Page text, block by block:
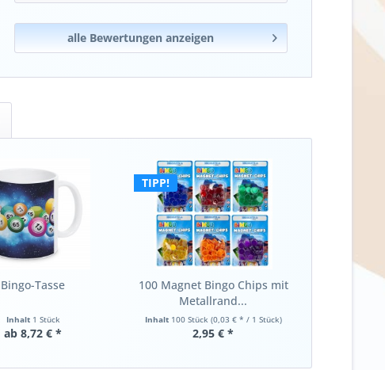
alle Bewertungen anzeigen
Bingo-Tasse
Inhalt 1 Stück
ab 8,72 € *
TIPP!
100 Magnet Bingo Chips mit
Metallrand...
Inhalt 100 Stück (0,03 € * / 1 Stück)
2,95 € *